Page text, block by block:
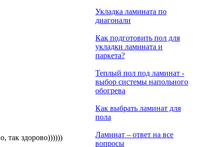
так здорово))))))
Укладка ламината по
диагонали
Как подготовить пол для
укладки ламината и
паркета?
Теплый пол под ламинат -
выбор системы напольного
обогрева
Как выбрать ламинат для
пола
Ламинат – ответ на все
вопросы